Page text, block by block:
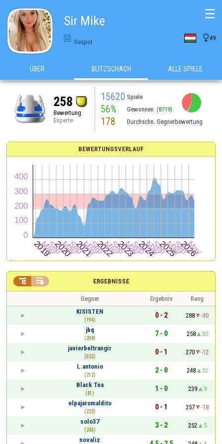
Sir Mike
Despot 49
☰
ÜBER BLITZSCHACH ALLE SPIELE
258
Bewertung
Experte
15620 Spiele
56% Gewonnen (8719)
178 Durchschn. Gegnerbewertung
BEWERTUNGSVERLAUF
ERGEBNISSE
 
Gegner Ergebnis
Rang
KISISTEN
(194)
0 - 2 288
-30
jbq
(238)
7 - 0 258
30
javierbeltrangir
(355)
0 - 1 270
-12
L.antonio
(212)
2 - 0 248
22
Black Tea
(81)
1 - 0 239
9
elpajaromaldito
(222)
0 - 1 257
-18
solo37
(243)
3 - 2 252
5
novaliz